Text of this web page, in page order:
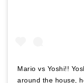
Mario vs Yoshi!!
around the house,